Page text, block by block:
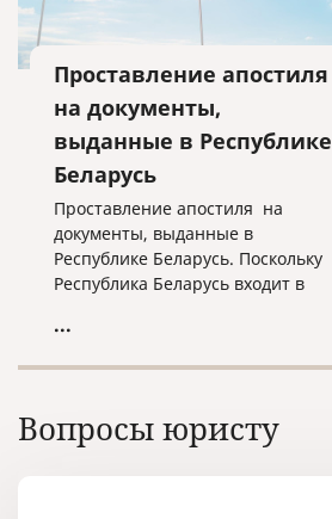
Проставление апостиля
на документы,
выданные в Республике
Беларусь
Проставление апостиля на
документы, выданные в
Республике Беларусь. Поскольку
Республика Беларусь входит в
Гаагскую конвенцию, то на
планируется их использование на
...
Вопросы юристу